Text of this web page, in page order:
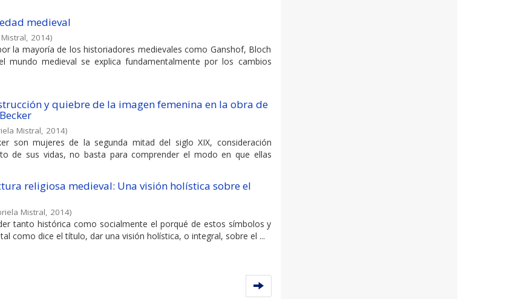
medieval
, 2014)
la mayoría de los historiadores medievales como Ganshof, Bloch
mundo medieval se explica fundamentalmente por los cambios
y quiebre de la imagen femenina en la obra de
Mistral, 2014)
son mujeres de la segunda mitad del siglo XIX, consideración
de sus vidas, no basta para comprender el modo en que ellas
religiosa medieval: Una visión holística sobre el
Mistral, 2014)
tanto histórica como socialmente el porqué de estos símbolos y
como dice el título, dar una visión holística, o integral, sobre el ...